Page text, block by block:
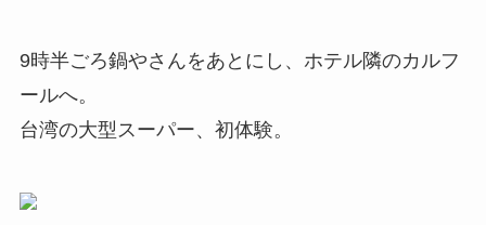
9時半ごろ鍋やさんをあとにし、ホテル隣のカルフ
ールへ。
台湾の大型スーパー、初体験。